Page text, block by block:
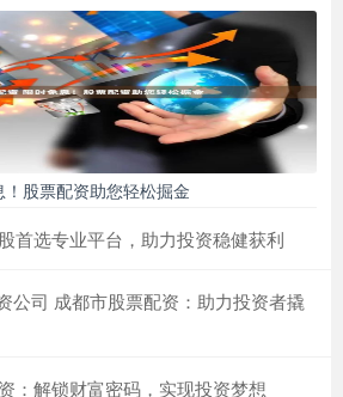
股票配资助您轻松掘金
首选专业平台，助力投资稳健获利
公司 成都市股票配资：助力投资者撬
：解锁财富密码，实现投资梦想